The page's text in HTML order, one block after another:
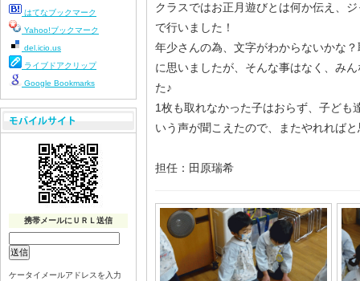
クラスではお正月遊びとは何か伝え、
で行いました！
年少さんの為、文字がわからないかな
に思いましたが、そんな事はなく、み
た♪
1枚も取れなかった子はおらず、子ども
いう声が聞こえたので、またやれれば
担任：田原瑞希
はてなブックマーク
Yahoo!ブックマーク
del.icio.us
ライブドアクリップ
Google Bookmarks
携帯メールにＵＲＬ送信
ケータイメールアドレスを入力